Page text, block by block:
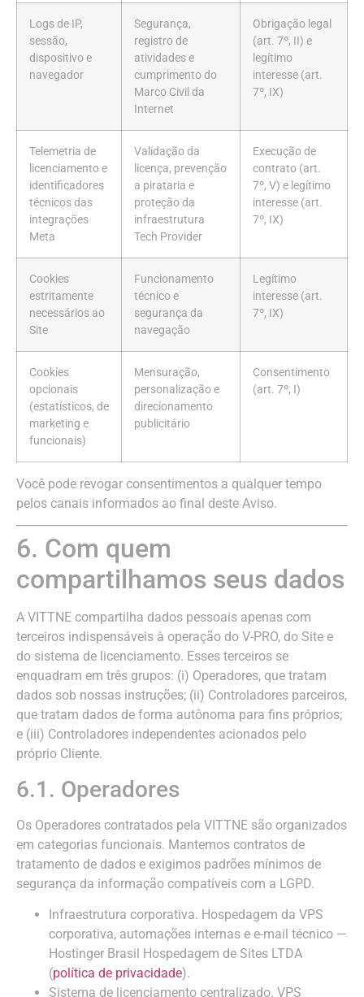
Logs de IP,
sessão,
dispositivo e
navegador
Segurança,
registro de
atividades e
cumprimento do
Marco Civil da
Internet
Obrigação legal
(art. 7º, II) e
legítimo
interesse (art.
7º, IX)
Telemetria de
licenciamento e
identificadores
técnicos das
integrações
Meta
Validação da
licença, prevenção
a pirataria e
proteção da
infraestrutura
Tech Provider
Execução de
contrato (art.
7º, V) e legítimo
interesse (art.
7º, IX)
Cookies
estritamente
necessários ao
Site
Funcionamento
técnico e
segurança da
navegação
Legítimo
interesse (art.
7º, IX)
Cookies
opcionais
(estatísticos, de
marketing e
funcionais)
Mensuração,
personalização e
direcionamento
publicitário
Consentimento
(art. 7º, I)
Você pode revogar consentimentos a qualquer tempo
pelos canais informados ao final deste Aviso.
6. Com quem
compartilhamos seus dados
A VITTNE compartilha dados pessoais apenas com
terceiros indispensáveis à operação do V-PRO, do Site e
do sistema de licenciamento. Esses terceiros se
enquadram em três grupos: (i) Operadores, que tratam
dados sob nossas instruções; (ii) Controladores parceiros,
que tratam dados de forma autônoma para fins próprios;
e (iii) Controladores independentes acionados pelo
próprio Cliente.
6.1. Operadores
Os Operadores contratados pela VITTNE são organizados
em categorias funcionais. Mantemos contratos de
tratamento de dados e exigimos padrões mínimos de
segurança da informação compatíveis com a LGPD.
Infraestrutura corporativa. Hospedagem da VPS
corporativa, automações internas e e-mail técnico —
Hostinger Brasil Hospedagem de Sites LTDA
(política de privacidade).
Sistema de licenciamento centralizado. VPS